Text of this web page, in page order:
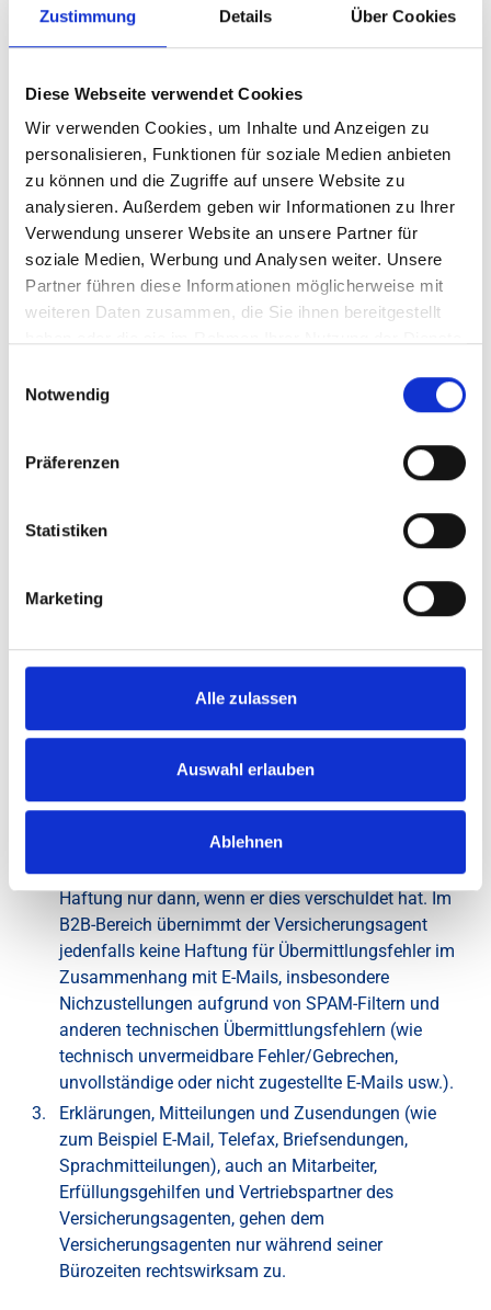
Zustimmung Details Über Cookies
Diese Webseite verwendet Cookies
Wir verwenden Cookies, um Inhalte und Anzeigen zu
personalisieren, Funktionen für soziale Medien anbieten
zu können und die Zugriffe auf unsere Website zu
analysieren. Außerdem geben wir Informationen zu Ihrer
Verwendung unserer Website an unsere Partner für
soziale Medien, Werbung und Analysen weiter. Unsere
Partner führen diese Informationen möglicherweise mit
weiteren Daten zusammen, die Sie ihnen bereitgestellt
Notwendig
Präferenzen
Statistiken
Marketing
Alle zulassen
Auswahl erlauben
Ablehnen
Erforderliche zu tun bzw. zu unterlassen, wodurch
die Abwicklung der relevanten
könnte.
Lebensversicherungen und sonstige
Dienstleistungen in Zusammenhang mit einem
Anlagezweck können nur vermittelt bzw. nur dann in
Anspruch genommen werden, wenn der Kunde sich
durch Vorlage eines gültigen Ausweisdokumentes
identifiziert.
Verstöße des Kunden gegen die Bestimmungen
Kundenportal führen.
§ 4 Zustellungen, elektronischer
Versicherungsagenten zuletzt bekannt gegebene
Adresse. Wird die Mitteilung über eine
Informationen auch dann als zugegangen, falls sie
Der Kunde nimmt zur Kenntnis, dass aufgrund
vereinzelt auftretender, technisch unvermeidbarer
gehen, verfälscht oder bekannt werden. Für diese
Folgen übernimmt der Versicherungsagent eine
Haftung nur dann, wenn er dies verschuldet hat. Im
B2B-Bereich übernimmt der Versicherungsagent
jedenfalls keine Haftung für Übermittlungsfehler im
Zusammenhang mit E-Mails, insbesondere
Nichzustellungen aufgrund von SPAM-Filtern und
anderen technischen Übermittlungsfehlern (wie
technisch unvermeidbare Fehler/Gebrechen,
unvollständige oder nicht zugestellte E-Mails usw.).
Erklärungen, Mitteilungen und Zusendungen (wie
zum Beispiel E-Mail, Telefax, Briefsendungen,
Sprachmitteilungen), auch an Mitarbeiter,
Erfüllungsgehilfen und Vertriebspartner des
Versicherungsagenten, gehen dem
Versicherungsagenten nur während seiner
Bürozeiten rechtswirksam zu.